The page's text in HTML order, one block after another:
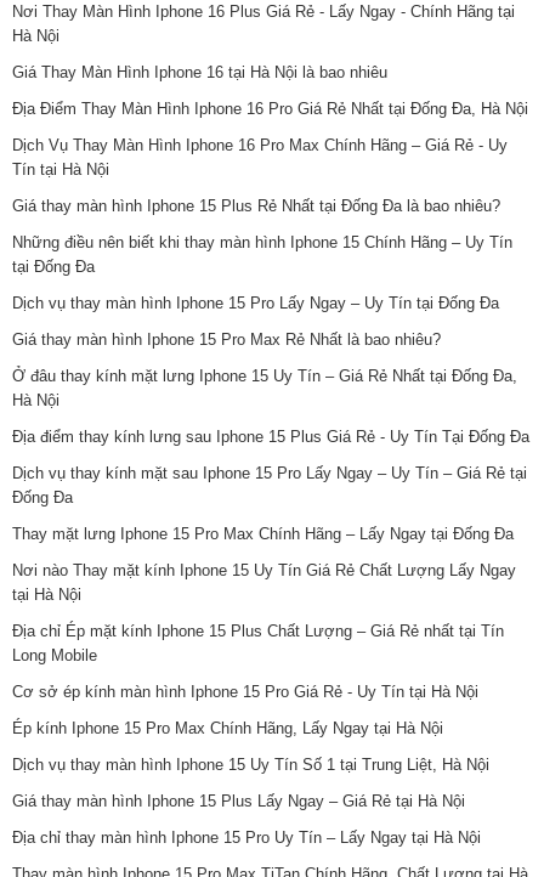
Nơi Thay Màn Hình Iphone 16 Plus Giá Rẻ - Lấy Ngay - Chính Hãng tại
Hà Nội
Giá Thay Màn Hình Iphone 16 tại Hà Nội là bao nhiêu
Địa Điểm Thay Màn Hình Iphone 16 Pro Giá Rẻ Nhất tại Đống Đa, Hà Nội
Dịch Vụ Thay Màn Hình Iphone 16 Pro Max Chính Hãng – Giá Rẻ - Uy
Tín tại Hà Nội
Giá thay màn hình Iphone 15 Plus Rẻ Nhất tại Đống Đa là bao nhiêu?
Những điều nên biết khi thay màn hình Iphone 15 Chính Hãng – Uy Tín
tại Đống Đa
Dịch vụ thay màn hình Iphone 15 Pro Lấy Ngay – Uy Tín tại Đống Đa
Giá thay màn hình Iphone 15 Pro Max Rẻ Nhất là bao nhiêu?
Ở đâu thay kính mặt lưng Iphone 15 Uy Tín – Giá Rẻ Nhất tại Đống Đa,
Hà Nội
Địa điểm thay kính lưng sau Iphone 15 Plus Giá Rẻ - Uy Tín Tại Đống Đa
Dịch vụ thay kính mặt sau Iphone 15 Pro Lấy Ngay – Uy Tín – Giá Rẻ tại
Đống Đa
Thay mặt lưng Iphone 15 Pro Max Chính Hãng – Lấy Ngay tại Đống Đa
Nơi nào Thay mặt kính Iphone 15 Uy Tín Giá Rẻ Chất Lượng Lấy Ngay
tại Hà Nội
Địa chỉ Ép mặt kính Iphone 15 Plus Chất Lượng – Giá Rẻ nhất tại Tín
Long Mobile
Cơ sở ép kính màn hình Iphone 15 Pro Giá Rẻ - Uy Tín tại Hà Nội
Ép kính Iphone 15 Pro Max Chính Hãng, Lấy Ngay tại Hà Nội
Dịch vụ thay màn hình Iphone 15 Uy Tín Số 1 tại Trung Liệt, Hà Nội
Giá thay màn hình Iphone 15 Plus Lấy Ngay – Giá Rẻ tại Hà Nội
Địa chỉ thay màn hình Iphone 15 Pro Uy Tín – Lấy Ngay tại Hà Nội